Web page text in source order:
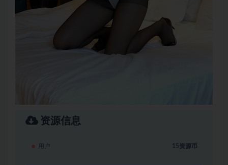
资源信息
用户 15资源币